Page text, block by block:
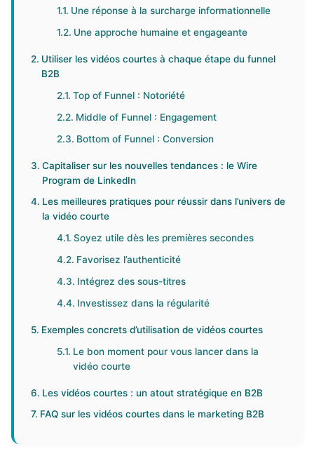
Une réponse à la surcharge informationnelle
Une approche humaine et engageante
Utiliser les vidéos courtes à chaque étape du funnel
B2B
Top of Funnel : Notoriété
Middle of Funnel : Engagement
Bottom of Funnel : Conversion
Capitaliser sur les nouvelles tendances : le Wire
Program de LinkedIn
Les meilleures pratiques pour réussir dans l’univers de
la vidéo courte
Soyez utile dès les premières secondes
Favorisez l’authenticité
Intégrez des sous-titres
Investissez dans la régularité
Exemples concrets d’utilisation de vidéos courtes
Le bon moment pour vous lancer dans la
vidéo courte
Les vidéos courtes : un atout stratégique en B2B
FAQ sur les vidéos courtes dans le marketing B2B